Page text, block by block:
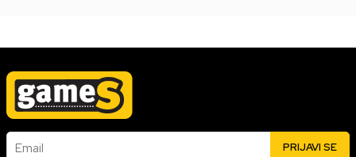
Email PRIJAVI SE